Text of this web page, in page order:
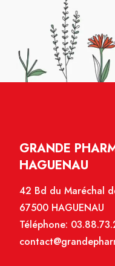
GRANDE
HAGUENAU
42 Bd du Maréchal
67500 HAGUENAU
Téléphone: